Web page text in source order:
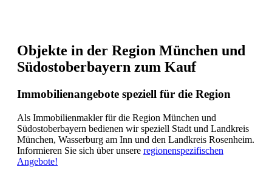
Objekte in der Region München und
Südostoberbayern zum Kauf
Immobilienangebote speziell für die Region
Als Immobilienmakler für die Region München und
Südostoberbayern bedienen wir speziell Stadt und Landkreis
München, Wasserburg am Inn und den Landkreis Rosenheim.
Informieren Sie sich über unsere regionenspezifischen
Angebote!